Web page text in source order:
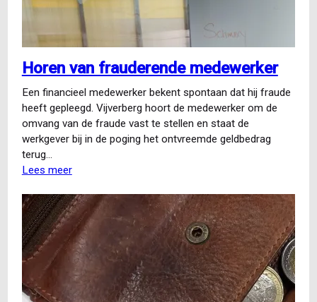
Horen van frauderende medewerker
Een financieel medewerker bekent spontaan dat hij fraude
heeft gepleegd. Vijverberg hoort de medewerker om de
omvang van de fraude vast te stellen en staat de
werkgever bij in de poging het ontvreemde geldbedrag
terug…
Lees meerover
van
frauderende
medewerker